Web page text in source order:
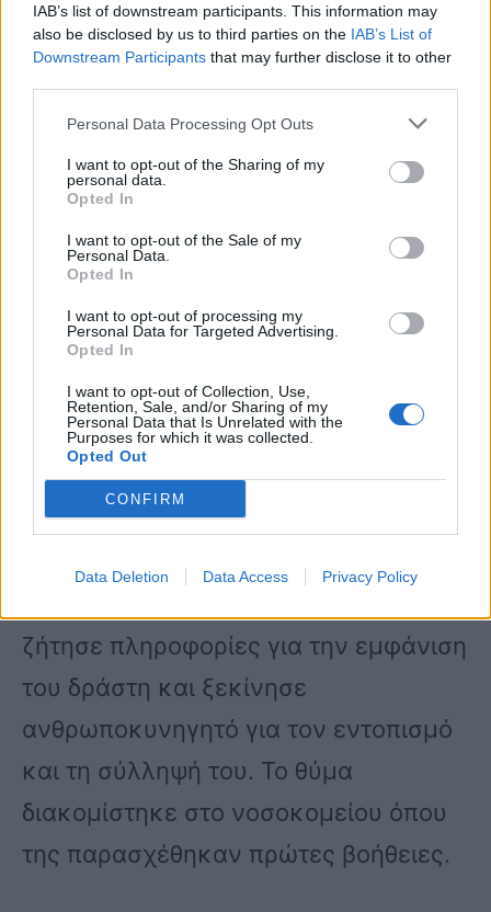
IAB’s list of downstream participants. This information may
also be disclosed by us to third parties on the IAB’s List of
Downstream Participants that may further disclose it to other
Personal Data Processing Opt Outs
I want to opt-out of the Sharing of my
personal data.
Opted In
I want to opt-out of the Sale of my
Personal Data.
Opted In
I want to opt-out of processing my
Personal Data for Targeted Advertising.
Opted In
I want to opt-out of Collection, Use,
Retention, Sale, and/or Sharing of my
Personal Data that Is Unrelated with the
Purposes for which it was collected.
Opted Out
CONFIRM
Data Deletion Data Access Privacy Policy
εκκλησιαστικά είδη που πωλούσε μία
άλλη κυρία. Αρπαξε την τσάντα του
θύματος του και εξαφανίστηκε. Το
θύμα έπεσε από τα σκαλοπάτια στο
έδαφος και τραυματίστηκε στο
μέτωπο.
Από τις φωνές προκλήθηκε μεγάλη
αναστάτωση. Πιστοί βγήκαν έξω από
τον ναό, ενώ ο επίτροπος επιχείρησε
να καταδιώξει τον δράστη, όμως
εκείνος ανέπτυξε ταχύτητα και
διέφυγε μέσω της οδού Βλαχάβα.
ζήτησε πληροφορίες για την εμφάνιση
του δράστη και ξεκίνησε
ανθρωποκυνηγητό για τον εντοπισμό
και τη σύλληψή του. Το θύμα
διακομίστηκε στο νοσοκομείου όπου
της παρασχέθηκαν πρώτες βοήθειες.